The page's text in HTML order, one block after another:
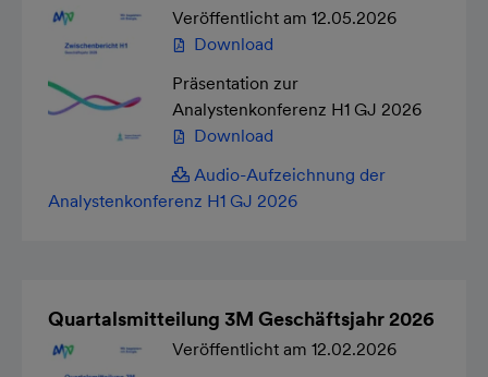
Veröffentlicht am 12.05.2026
Download
Präsentation zur
Analystenkonferenz H1 GJ 2026
Download
Audio-Aufzeichnung der
Analystenkonferenz H1 GJ 2026
Quartalsmitteilung 3M Geschäftsjahr 2026
Veröffentlicht am 12.02.2026